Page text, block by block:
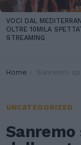
VOCI DAL
OLTRE 10MILA
STREAMING
You are here:
Home Sanremo spinge il delivery: l’idea della catena
UNCATEGORIZED
Sanremo